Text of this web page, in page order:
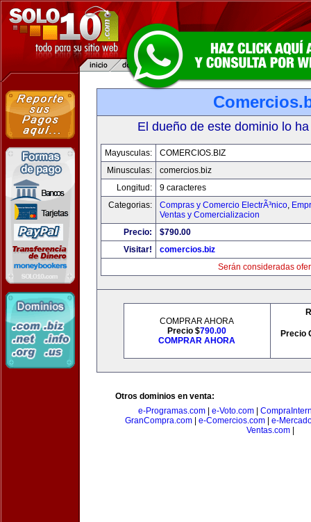
El dueño de este dominio lo
Mayusculas:
COMERCIOS.BIZ
Minusculas:
comercios.biz
Longitud:
9 caracteres
Categorias:
Compras y Comercio ElectrÃ³nico,
Ventas y Comercializacion
Precio:
$790.00
Visitar!
comercios.biz
Serán consideradas
COMPRAR AHORA
Precio $790.00
COMPRAR AHORA
Precio
Otros dominios en venta:
e-Programas.com
e-Voto.com
GranCompra.com
e-Comercios.com
e-
Ventas.com|